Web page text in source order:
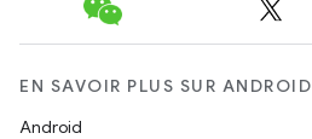
EN SAVOIR PLUS SUR ANDROID
Android